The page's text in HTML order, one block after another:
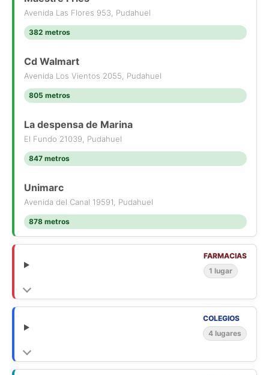
Avenida Las Flores 953, Pudahuel
382 metros
Cd Walmart
Avenida Los Vientos 2055, Pudahuel
805 metros
La despensa de Marina
El Fundo 21039, Pudahuel
847 metros
Unimarc
Avenida del Canal 19591, Pudahuel
878 metros
FARMACIAS
1 lugar
COLEGIOS
4 lugares